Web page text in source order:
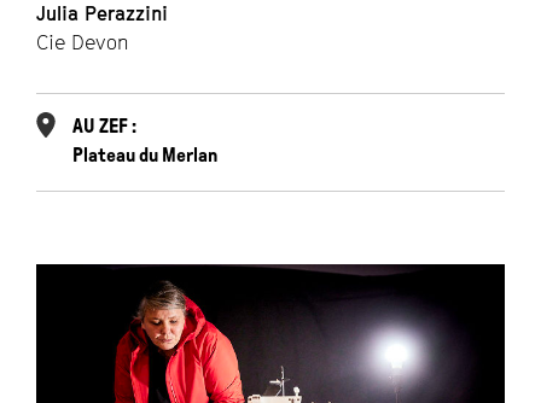
Julia Perazzini
Cie Devon
AU ZEF :
Plateau du Merlan